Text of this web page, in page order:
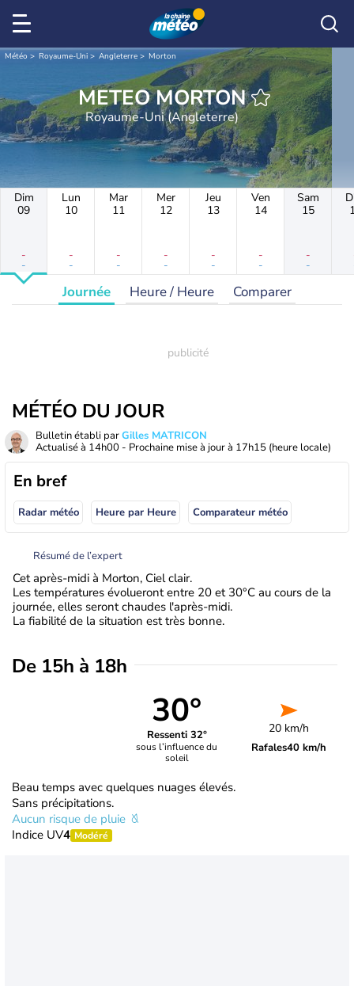
Météo Royaume-Uni Angleterre Morton
METEO MORTON
Royaume-Uni (Angleterre)
Dim
09
-
-
Lun
10
-
-
Mar
11
-
-
Mer
12
-
-
Jeu
13
-
-
Ven
14
-
-
Sam
15
-
-
Journée Heure / Heure Comparer
MÉTÉO DU JOUR
Bulletin établi parGilles MATRICON
Actualisé à 14h00 - Prochaine mise à jour à 17h15 (heure locale)
En bref
Radar météo Heure par Heure Comparateur météo
Résumé de l’expert
Cet après-midi à Morton, Ciel clair.
Les températures évolueront entre 20 et 30°C au cours de la
journée, elles seront chaudes l'après-midi.
La fiabilité de la situation est très bonne.
De 15h à 18h
30°
Ressenti 32°
sous l’influence du
soleil
20 km/h
Rafales40 km/h
Beau temps avec quelques nuages élevés.
Sans précipitations.
Aucun risque de pluie
Indice UV4 Modéré